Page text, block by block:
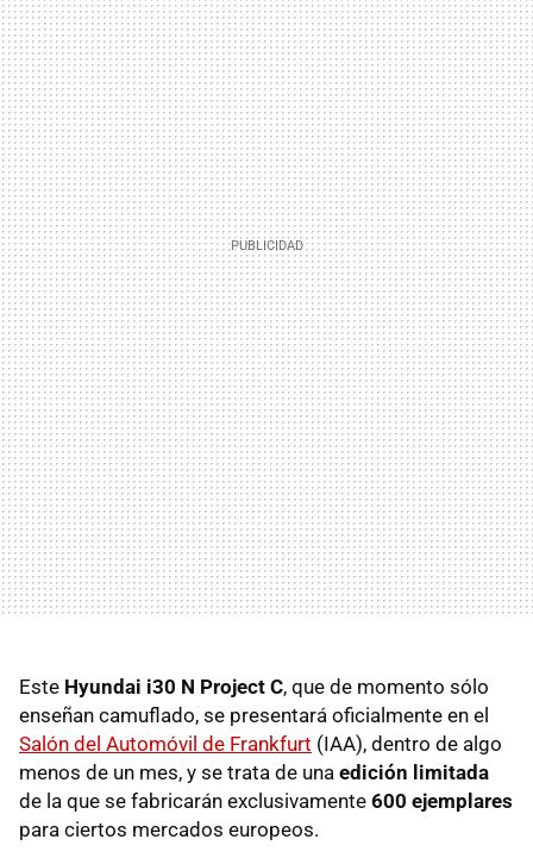
Este Hyundai i30 N Project C, que de momento sólo
enseñan camuflado, se presentará oficialmente en el
Salón del Automóvil de Frankfurt (IAA), dentro de algo
menos de un mes, y se trata de una edición limitada
de la que se fabricarán exclusivamente 600 ejemplares
para ciertos mercados europeos.